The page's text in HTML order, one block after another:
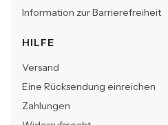
Information zur Barrierefreiheit
HILFE
Versand
Eine Rücksendung einreichen
Zahlungen